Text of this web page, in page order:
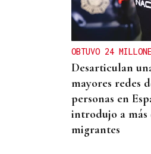
Vídeo | Se
incendio forestal
cantera de
OBTUVO 24
Desarticulan
mayores redes
personas en
introdujo a más
migrantes